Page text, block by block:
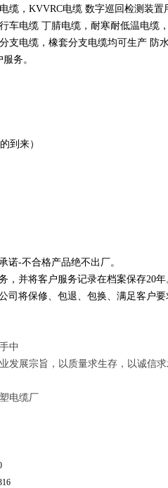
缆， KVVRC电缆 数字巡回检测装置
车电缆 丁腈电缆，耐寒耐低温电缆，
支电缆，橡套分支电缆均可生产 防
务。
到来）
-不合格产品绝不出厂。
并将客户服务记录在档案保存20年
将保修、包退、包换、满足客户要
中
发展宗旨，以质量求生存，以诚信
电缆厂